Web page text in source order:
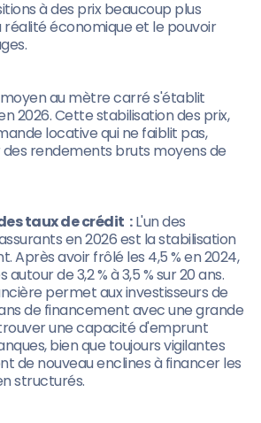
à des prix beaucoup plus
économique et le pouvoir
au mètre carré s'établit
2026. Cette stabilisation des prix,
locative qui ne faiblit pas,
rendements bruts moyens de
taux de crédit :L'un des
en 2026 est la stabilisation
Après avoir frôlé les 4,5 % en 2024,
autour de 3,2 % à 3,5 % sur 20 ans.
permet aux investisseurs de
de financement avec une grande
une capacité d'emprunt
bien que toujours vigilantes
de nouveau enclines à financer les
structurés.